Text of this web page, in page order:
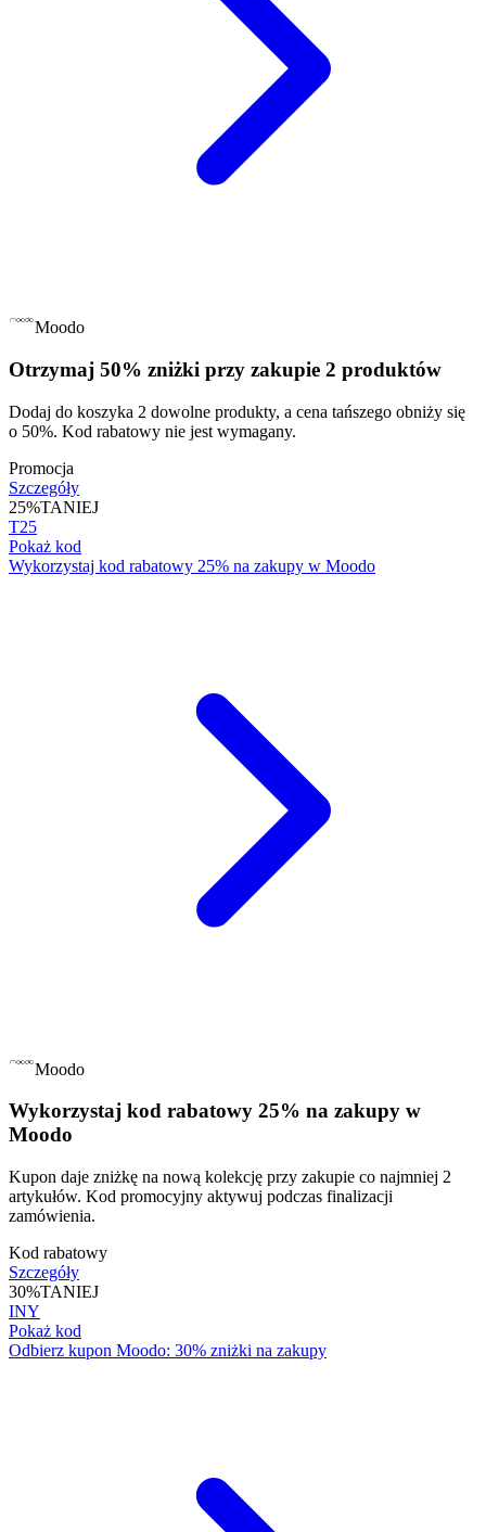
Moodo
Otrzymaj 50% zniżki przy zakupie 2 produktów
Dodaj do koszyka 2 dowolne produkty, a cena tańszego obniży się
o 50%. Kod rabatowy nie jest wymagany.
Promocja
Szczegóły
25%TANIEJ
T25
Pokaż kod
Wykorzystaj kod rabatowy 25% na zakupy w Moodo
Moodo
Wykorzystaj kod rabatowy 25% na zakupy w
Moodo
Kupon daje zniżkę na nową kolekcję przy zakupie co najmniej 2
artykułów. Kod promocyjny aktywuj podczas finalizacji
zamówienia.
Kod rabatowy
Szczegóły
30%TANIEJ
INY
Pokaż kod
Odbierz kupon Moodo: 30% zniżki na zakupy